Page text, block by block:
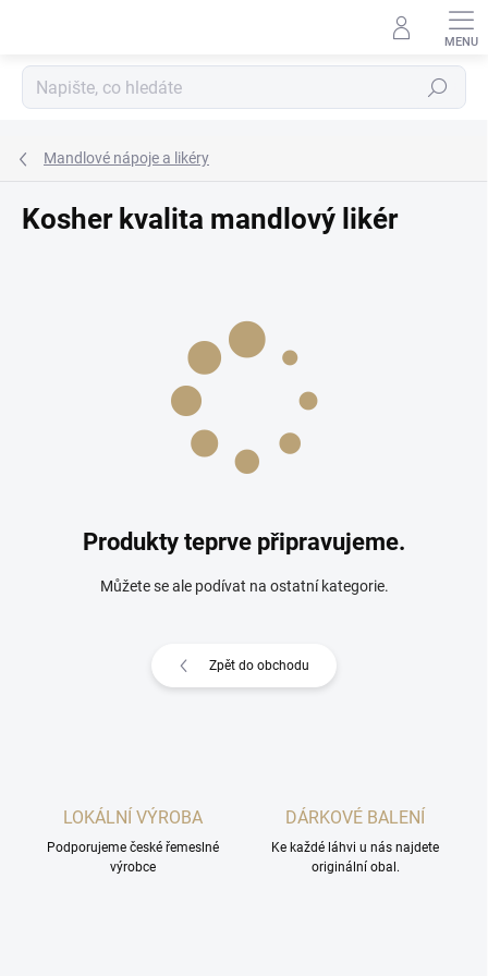
Hledat
Mandlové nápoje a likéry
Kosher kvalita mandlový likér
Produkty teprve připravujeme.
Můžete se ale podívat na ostatní kategorie.
Zpět do obchodu
LOKÁLNÍ VÝROBA
Podporujeme české řemeslné
výrobce
DÁRKOVÉ BALENÍ
Ke každé láhvi u nás najdete
originální obal.